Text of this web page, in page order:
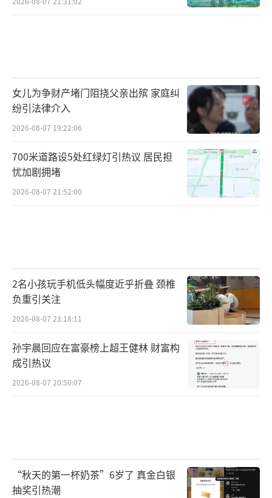
这不是当下的社保不公，而是早年养老制
度转轨过程中，形成的历史遗留问题。
女儿为争财产堵门阻挠父亲出殡 家庭纠
纷引法律介入
2026-08-07 19:22:06
700米道路设5处红绿灯引热议 居民担
忧加剧拥堵
2026-08-07 21:52:00
2名小孩玩手机低头幅度近乎折叠 颈椎
负重引关注
2026-08-07 23:18:11
孙宇晨回应在富豪榜上超王健林 财富构
成引热议
2026-08-07 20:50:07
“秋天的第一杯奶茶”6岁了 真金白银
抽奖引热潮